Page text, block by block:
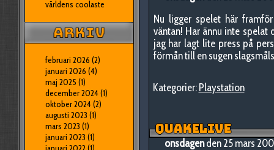
världens coolaste
februari 2026 (2)
januari 2026 (4)
maj 2025 (1)
december 2024(1)
oktober 2024(2)
augusti 2023 (1)
mars 2023 (1)
januari 2023 (1)
Nu ligger spelet här
väntan! Har ännu inte spelat
jag har lagt lite press på
förmån till en sugen
Kategorier:Playstation
QUAKELIVE
onsdagenden 25 mars